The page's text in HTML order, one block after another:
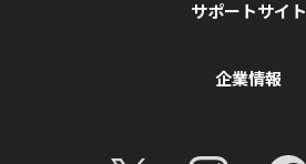
サポートサイト
企業情報